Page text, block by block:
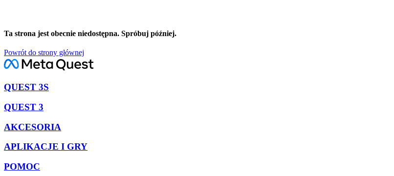
Ta strona jest obecnie niedostępna. Spróbuj później.
Powrót do strony głównej
QUEST 3S
QUEST 3
AKCESORIA
APLIKACJE I GRY
POMOC